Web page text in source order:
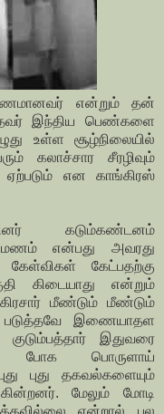
என்றும் தன்
இந்திய பெண்களை
உள்ள சூழ்நிலையில்
கலாச்சார சீரழிவும்
ஏற்படும் என காங்கிரஸ்
கடும்கண்டனம்
என்பது அவரது
கேட்பதற்கு
கிடையாது என்றும்
மீண்டும் மீண்டும்
படுத்தவே இணையாதள
இதுவரை
போக பொருளாய்
புது தகவல்களையும்
மேலும் மோடி